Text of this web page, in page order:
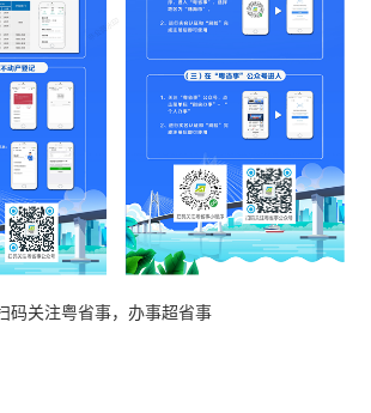
码关注粤省事，办事超省事